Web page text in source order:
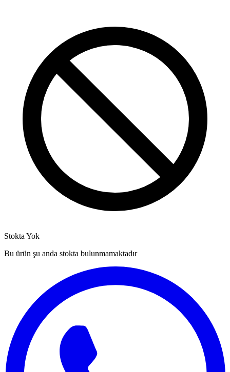
Stokta Yok
Bu ürün şu anda stokta bulunmamaktadır